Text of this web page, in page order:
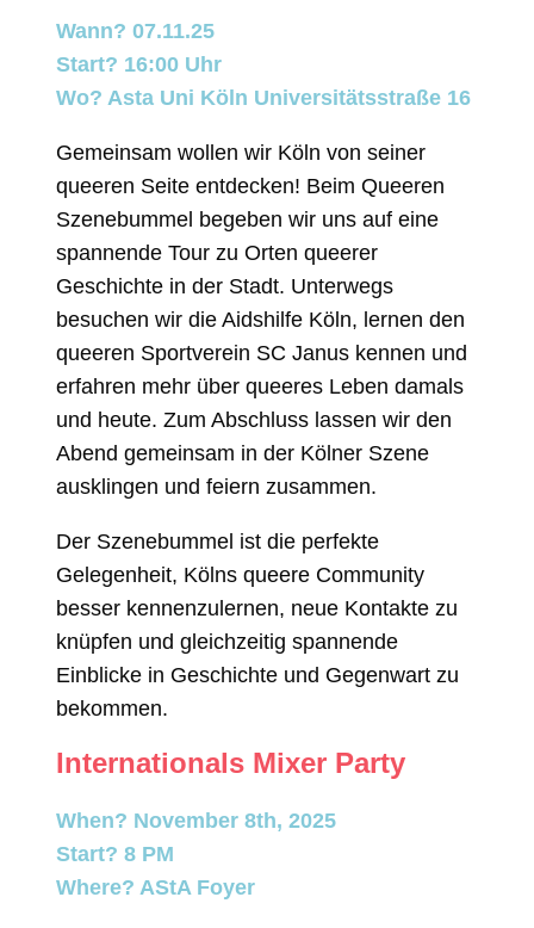
Wann? 07.11.25
Start? 16:00 Uhr
Wo? Asta Uni Köln Universitätsstraße 16
Gemeinsam wollen wir Köln von seiner
queeren Seite entdecken! Beim Queeren
Szenebummel begeben wir uns auf eine
spannende Tour zu Orten queerer
Geschichte in der Stadt. Unterwegs
besuchen wir die Aidshilfe Köln, lernen den
queeren Sportverein SC Janus kennen und
erfahren mehr über queeres Leben damals
und heute. Zum Abschluss lassen wir den
Abend gemeinsam in der Kölner Szene
ausklingen und feiern zusammen.
Der Szenebummel ist die perfekte
Gelegenheit, Kölns queere Community
besser kennenzulernen, neue Kontakte zu
knüpfen und gleichzeitig spannende
Einblicke in Geschichte und Gegenwart zu
bekommen.
Internationals Mixer Party
When? November 8th, 2025
Start? 8 PM
Where? AStA Foyer